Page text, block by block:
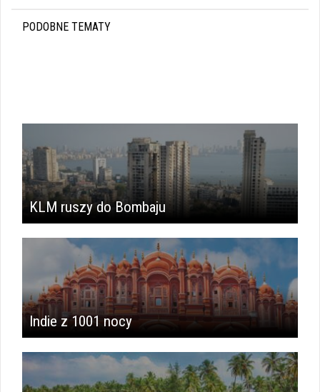
PODOBNE TEMATY
KLM ruszy do Bombaju
Indie z 1001 nocy